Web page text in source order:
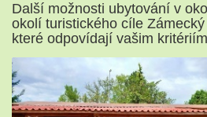
Další možnosti ubytování v
okolí turistického cíle
které odpovídají vašim